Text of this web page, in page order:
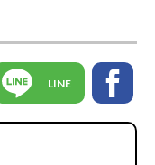
LINE